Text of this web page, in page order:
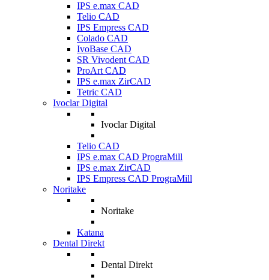
IPS e.max CAD
Telio CAD
IPS Empress CAD
Colado CAD
IvoBase CAD
SR Vivodent CAD
ProArt CAD
IPS e.max ZirCAD
Tetric CAD
Ivoclar Digital
Ivoclar Digital
Telio CAD
IPS e.max CAD PrograMill
IPS e.max ZirCAD
IPS Empress CAD PrograMill
Noritake
Noritake
Katana
Dental Direkt
Dental Direkt